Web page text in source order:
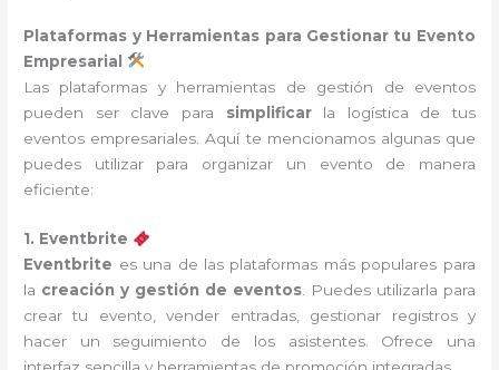
Plataformas y Herramientas para Gestionar tu Evento
Empresarial
Las plataformas y herramientas de gestión de eventos
pueden ser clave para simplificarla logística de tus
eventos empresariales. Aquí te mencionamos algunas que
puedes utilizar para organizar un evento de manera
eficiente:
1. Eventbrite
Eventbrite es una de las plataformas más populares para
la creación y gestión de eventos. Puedes utilizarla para
crear tu evento, vender entradas, gestionar registros y
hacer un seguimiento de los asistentes. Ofrece una